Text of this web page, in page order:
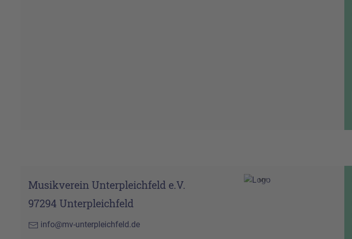
Musikverein Unterpleichfeld e.V.
97294 Unterpleichfeld
info@mv-unterpleichfeld.de
MV